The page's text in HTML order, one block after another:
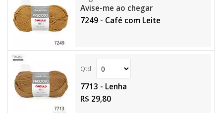
Avise-me ao chegar
7249 - Café com Leite
7713 - Lenha
R$ 29,80